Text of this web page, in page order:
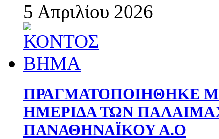
5 Απριλίου 2026
ΠΡΑΓΜΑΤΟΠΟΙΗΘΗΚΕ
ΗΜΕΡΙΔΑ ΤΩΝ
ΠΑΝΑΘΗΝΑΪΚΟΥ Α.Ο